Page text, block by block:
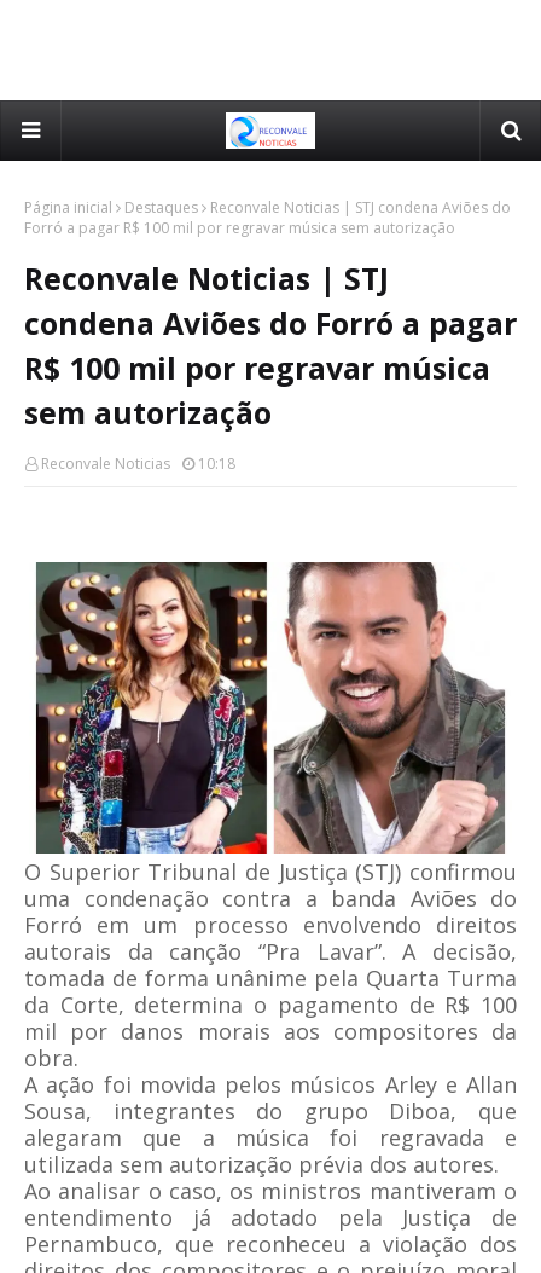
Página inicial Destaques
Reconvale Noticias | STJ condena Aviões do
Forró a pagar R$ 100 mil por regravar música sem autorização
Reconvale Noticias | STJ
condena Aviões do Forró a pagar
R$ 100 mil por regravar música
sem autorização
Reconvale Noticias 10:18
O Superior Tribunal de Justiça (STJ) confirmou
uma condenação contra a banda Aviões do
Forró em um processo envolvendo direitos
autorais da canção “Pra Lavar”. A decisão,
tomada de forma unânime pela Quarta Turma
da Corte, determina o pagamento de R$ 100
mil por danos morais aos compositores da
obra.
A ação foi movida pelos músicos Arley e Allan
Sousa, integrantes do grupo Diboa, que
alegaram que a música foi regravada e
utilizada sem autorização prévia dos autores.
Ao analisar o caso, os ministros mantiveram o
entendimento já adotado pela Justiça de
Pernambuco, que reconheceu a violação dos